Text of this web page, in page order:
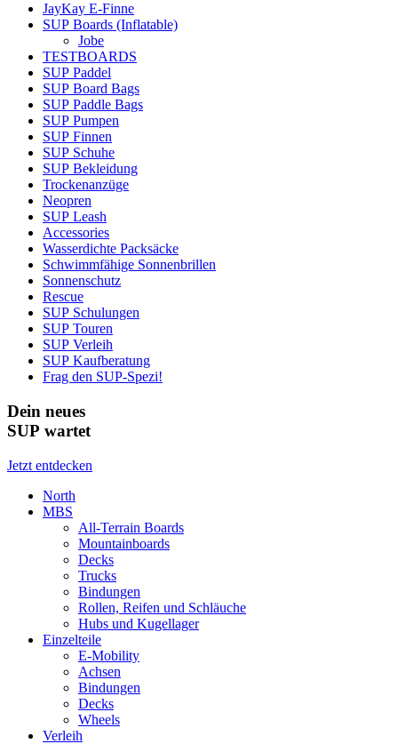
JayKay E-Finne
SUP Boards (Inflatable)
Jobe
TESTBOARDS
SUP Paddel
SUP Board Bags
SUP Paddle Bags
SUP Pumpen
SUP Finnen
SUP Schuhe
SUP Bekleidung
Trockenanzüge
Neopren
SUP Leash
Accessories
Wasserdichte Packsäcke
Schwimmfähige Sonnenbrillen
Sonnenschutz
Rescue
SUP Schulungen
SUP Touren
SUP Verleih
SUP Kaufberatung
Frag den SUP-Spezi!
Dein neues
SUP wartet
Jetzt entdecken
North
MBS
All-Terrain Boards
Mountainboards
Decks
Trucks
Bindungen
Rollen, Reifen und Schläuche
Hubs und Kugellager
Einzelteile
E-Mobility
Achsen
Bindungen
Decks
Wheels
Verleih